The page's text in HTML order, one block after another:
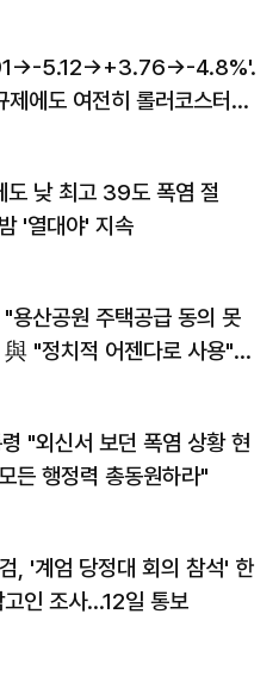
5.12→+3.76→-4.8%'…'
제에도 여전히 롤러코스터
도 낮 최고 39도 폭염 절
'열대야' 지속
용산공원 주택공급 동의 못
"정치적 어젠다로 사용"
"외신서 보던 폭염 상황 현
든 행정력 총동원하라"
, '계엄 당정대 회의 참석' 한
인 조사...12일 통보